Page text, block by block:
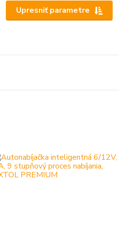
Upresniť parametre